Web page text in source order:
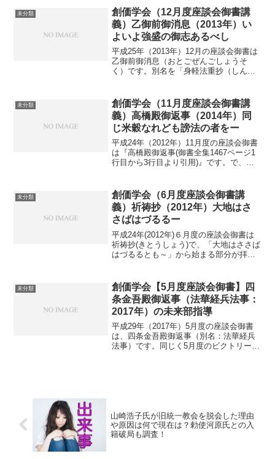
言どうりに他国侵逼難等が現実となって
社会が騒然する中、...
未分類
創価学会（12月度座談会御書講
義）乙御前御消息（2013年）い
よいよ強盛の御志あるべし
平成25年（2013年）12月の座談会御書は
乙御前御消息（おとごぜんごしょうそ
く）です。別名を「身軽法重抄（しんき
が、年末の座談会はやることが多くなる
傾向にあるようです...
未分類
創価学会（11月度座談会御書講
義）高橋殿御返事（2014年）同
じ米穀なれども謗法の者をー
平成24年（2012年）11月度の座談会御書
は『高橋殿御返事(御書全集1467ページ1
行目から3行目より引用)』です。で、肝
た。我が地区では、私の仕事の都合で所
定の座談...
未分類
創価学会（6月度座談会御書講
義）祈祷抄（2012年）大地はさ
さばはづるるー
平成24年(2012年)６月度の座談会御書は
祈祷抄(きとうしょう)で、「大地はささば
はづるるとも～」から始まる部分が拝読
の行者の祈りは必ず叶う」ということで
す。必ず叶う...
未分類
創価学会【5月度座談会御書】四
条金吾殿御返事（法華経兵法事：
2017年）の未来部指導
平成29年（2017年）5月度の座談会御書
は、四条金吾殿御返事（別名：法華経兵
法事）です。同じく5月度のビクトリー御
山崎浩子氏が旧統一教会を脱会した理由
や原因は何で現在は？勅使河原氏との入
籍破局も調査！